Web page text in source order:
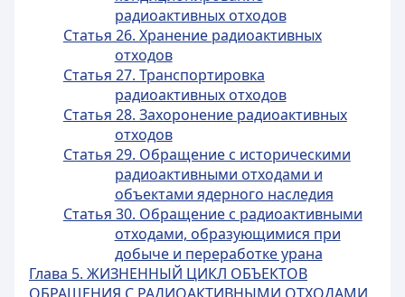
радиоактивных отходов
Статья 26. Хранение радиоактивных
отходов
Статья 27. Транспортировка
радиоактивных отходов
Статья 28. Захоронение радиоактивных
отходов
Статья 29. Обращение с историческими
радиоактивными отходами и
объектами ядерного наследия
Статья 30. Обращение с радиоактивными
отходами, образующимися при
добыче и переработке урана
Глава 5. ЖИЗНЕННЫЙ ЦИКЛ ОБЪЕКТОВ